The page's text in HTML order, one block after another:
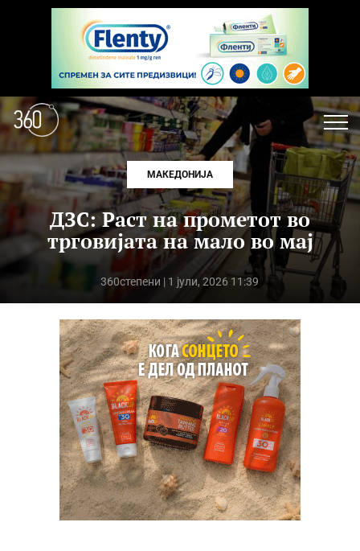
МАКЕДОНИЈА
ДЗС: Раст на прометот во
трговијата на мало во мај
360степени | 1 јули, 2026 11:39